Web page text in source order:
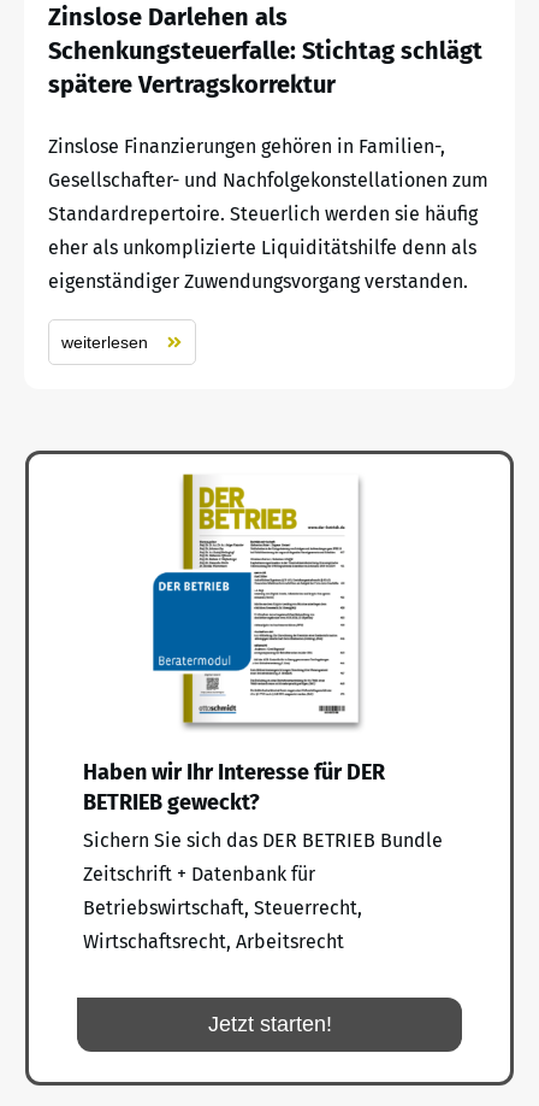
Zinslose Darlehen als
Schenkungsteuerfalle: Stichtag schlägt
spätere Vertragskorrektur
Zinslose Finanzierungen gehören in Familien-,
Gesellschafter- und Nachfolgekonstellationen zum
Standardrepertoire. Steuerlich werden sie häufig
eher als unkomplizierte Liquiditätshilfe denn als
eigenständiger Zuwendungsvorgang verstanden.
weiterlesen
Haben wir Ihr Interesse für DER
BETRIEB geweckt?
Sichern Sie sich das DER BETRIEB Bundle
Zeitschrift + Datenbank für
Betriebswirtschaft, Steuerrecht,
Wirtschaftsrecht, Arbeitsrecht
Jetzt starten!